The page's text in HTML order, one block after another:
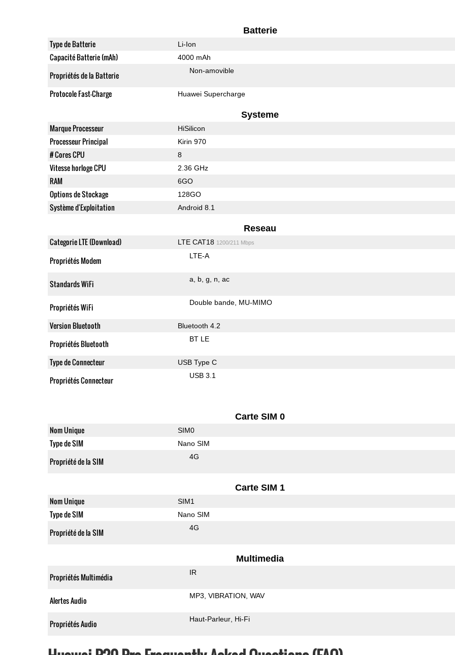
Batterie
Type de Batterie Li-Ion
Capacité Batterie (mAh) 4000 mAh
Propriétés de la Batterie Non-amovible
Protocole Fast-Charge Huawei Supercharge
Systeme
Marque Processeur HiSilicon
Processeur Principal Kirin 970
# Cores CPU 8
Vitesse horloge CPU 2.36 GHz
RAM 6GO
Options de Stockage 128GO
Système d'Exploitation Android 8.1
Reseau
Categorie LTE (Download) LTE CAT18 1200/211 Mbps
Propriétés Modem LTE-A
Standards WiFi a b g n ac
Propriétés WiFi Double bande MU-MIMO
Version Bluetooth Bluetooth 4.2
Propriétés Bluetooth BT LE
Type de Connecteur USB Type C
Propriétés Connecteur USB 3.1
Carte SIM 0
Nom Unique SIM0
Type de SIM Nano SIM
Propriété de la SIM 4G
Carte SIM 1
Nom Unique SIM1
Type de SIM Nano SIM
Propriété de la SIM 4G
Multimedia
Propriétés Multimédia IR
Alertes Audio MP3 VIBRATION WAV
Propriétés Audio Haut-Parleur Hi-Fi